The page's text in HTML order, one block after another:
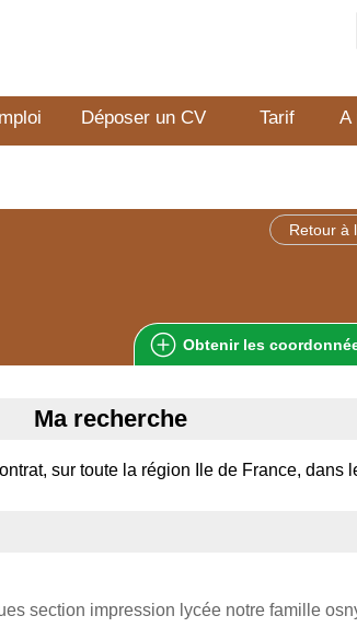
Déposer un CV Tarif A
Retour à
Obtenir les
Ma recherche
sur toute la région Ile de France, dans
section impression lycée notre famille